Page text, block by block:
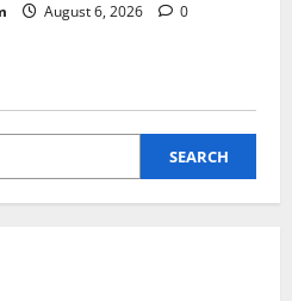
August 6, 2026 0
SEARCH